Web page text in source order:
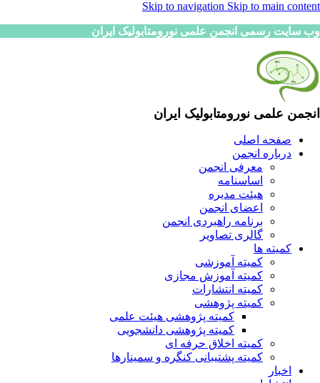
Skip to navigation Skip to main content
وب سایت رسمی انجمن علمی نورومتابولیک ایران
انجمن علمی نورومتابولیک ایران
صفحه اصلی
درباره انجمن
معرفی انجمن
اساسنامه
هیئت مدیره
اعضای انجمن
برنامه راهبردی انجمن
گالری تصاویر
کمیته ها
کمیته آموزشی
کمیته آموزش مجازی
کمیته انتشارات
کمیته پژوهشی
کمیته پژوهشی هیئت علمی
کمیته پژوهشی دانشجویی
کمیته اخلاق حرفه ای
کمیته پشتیبانی کنگره و سمینارها
اخبار